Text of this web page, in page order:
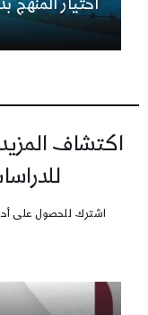
اكتشاف
اشترك للحصول على